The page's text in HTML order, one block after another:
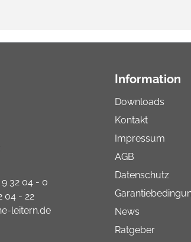
32 04 - 0
04 - 22
leitern.de
Information
Downloads
Kontakt
Impressum
AGB
Datenschutz
News
Ratgeber